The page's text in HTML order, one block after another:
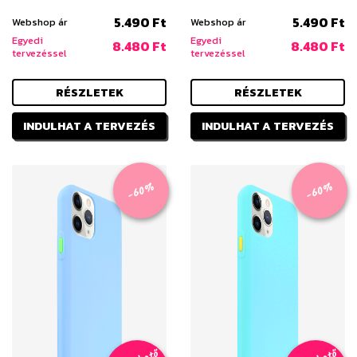
Webshop ár 5.490 Ft
Egyedi
tervezéssel
8.480 Ft
RÉSZLETEK
INDULHAT A TERVEZÉS
Webshop ár 5.490 Ft
Egyedi
tervezéssel
8.480 Ft
RÉSZLETEK
INDULHAT A TERVEZÉS
-60% -60%